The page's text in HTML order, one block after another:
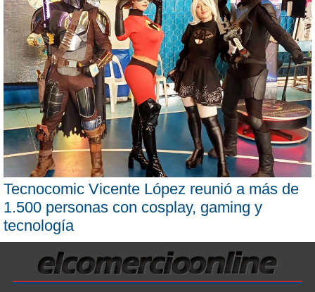
Tecnocomic Vicente López reunió a más de
1.500 personas con cosplay, gaming y
tecnología